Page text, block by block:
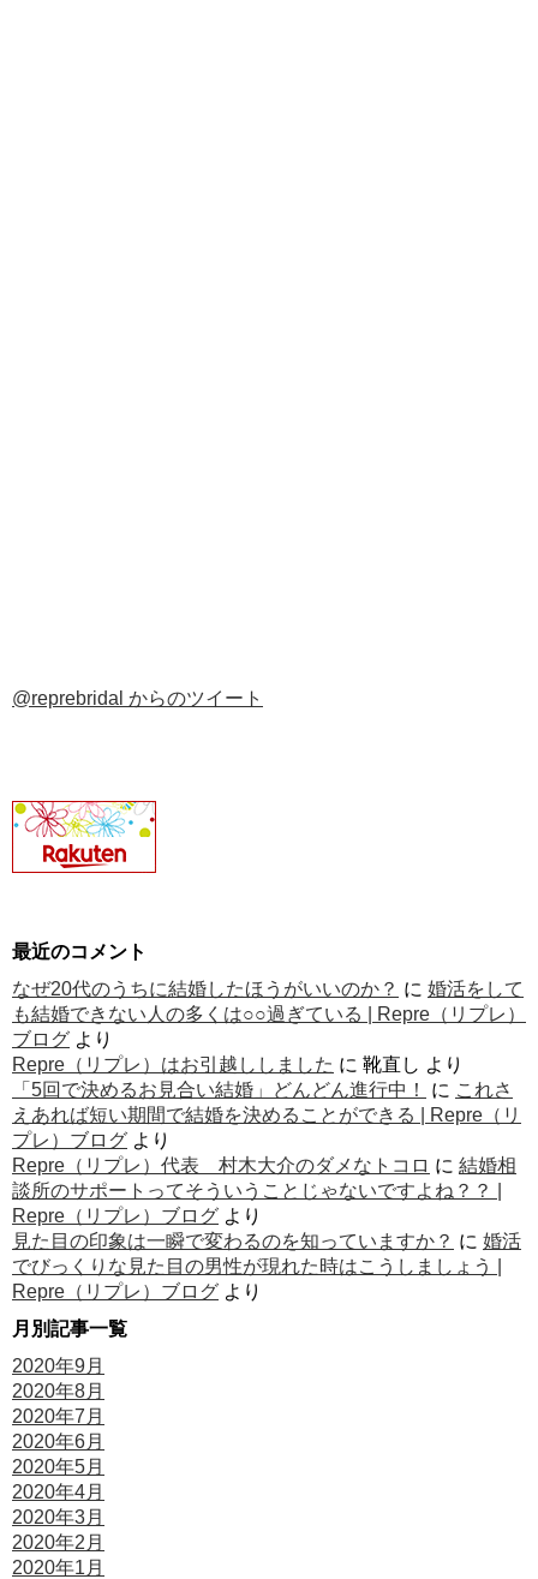
@reprebridal からのツイート
最近のコメント
なぜ20代のうちに結婚したほうがいいのか？ に 婚活をして
も結婚できない人の多くは○○過ぎている | Repre（リプレ）
ブログ より
Repre（リプレ）はお引越ししました に 靴直し より
「5回で決めるお見合い結婚」どんどん進行中！
に これさ
えあれば短い期間で結婚を決めることができる | Repre（リ
プレ）ブログ より
Repre（リプレ）代表 村木大介のダメなトコロ に 結婚相
談所のサポートってそういうことじゃないですよね？？ |
Repre（リプレ）ブログ より
見た目の印象は一瞬で変わるのを知っていますか？ に 婚活
でびっくりな見た目の男性が現れた時はこうしましょう |
Repre（リプレ）ブログ より
月別記事一覧
2020年9月
2020年8月
2020年7月
2020年6月
2020年5月
2020年4月
2020年3月
2020年2月
2020年1月